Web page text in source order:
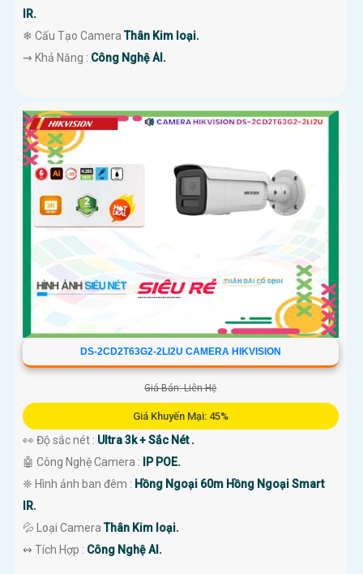
IR.
❄ Cấu Tạo CameraThân Kim loại.
️⇝ Khả Năng : Công Nghệ AI.
DS-2CD2T63G2-2LI2U CAMERA HIKVISION
Giá Bán: Liên Hệ
Giá Khuyến Mại: 45%
👀 Độ sắc nét : Ultra 3k + Sắc Nét .
🤖️ Công Nghệ Camera :
IP POE.
❈ Hình ảnh ban đêm : Hồng Ngoại 60m Hồng Ngoại Smart
IR.
💦 Loại CameraThân Kim loại.
️↭ Tích Hợp : Công Nghệ AI.